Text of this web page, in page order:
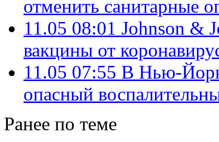
отменить санитарные
11.05 08:01 Johnson &
вакцины от
11.05 07:55 В Нью-
опасный
Ранее по теме